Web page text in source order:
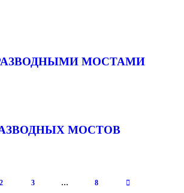
МОСТАМИ
МОСТОВ
2 3 … 8